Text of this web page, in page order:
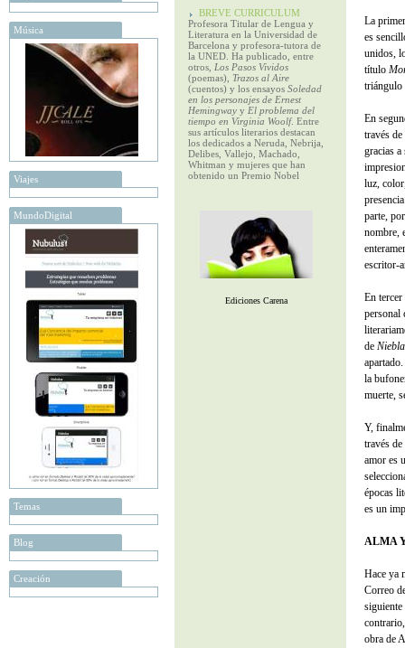
Música
Viajes
MundoDigital
Temas
Blog
Creación
BREVE CURRICULUM
Profesora Titular de Lengua y
Literatura en la Universidad de
Barcelona y profesora-tutora de
la UNED. Ha publicado, entre
otros, Los Pasos Vividos
(poemas), Trazos al Aire
(cuentos) y los ensayos Soledad
en los personajes de Ernest
Hemingway y El problema del
tiempo en Virginia Woolf. Entre
sus artículos literarios destacan
los dedicados a Neruda, Nebrija,
Delibes, Vallejo, Machado,
Whitman y mujeres que han
obtenido un Premio Nobel
Ediciones Carena
La
es
unidos,
título
triángulo
En
través
gracias a
luz,
parte,
nombre,
escritor-
En
personal
de Niebla
la
muerte,
Y,
través
amor es
épocas
es un
ALMA
Hace ya
Correo
siguiente
obra de